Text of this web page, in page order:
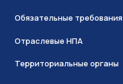
Обязательные требования
Отраслевые НПА
Территориальные органы